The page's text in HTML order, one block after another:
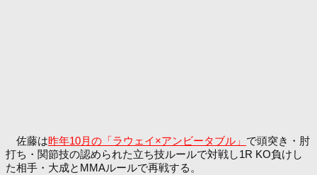
佐藤は昨年10月の「ラウェイ×アンビータブル」 で頭突き・肘
打ち・関節技の認められた立ち技ルールで対戦し1R KO負けし
た相手・大成とMMAルールで再戦する。